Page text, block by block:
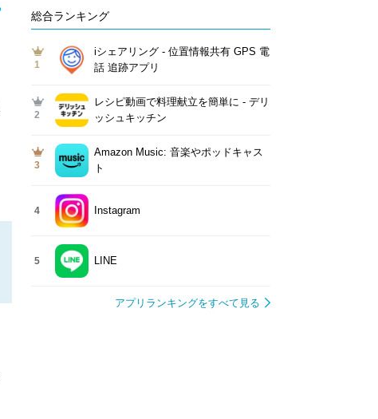
総合ランキング
1
iシェアリング - 位置情報共有 GPS 電
話 追跡アプリ
2
レシピ動画で料理献立を簡単‪に - デリ
ッシュキッチン
3
Amazon Music: 音楽やポッドキャス
ト
4 Instagram
5 LINE
アプリランキングをすべて見る